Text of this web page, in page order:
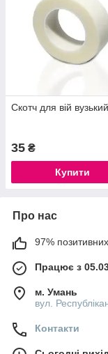
Скотч для вій вузький
35 ₴
Купити
Про нас
97% позитивних
Працює з
м. Умань
вул.
Контакти